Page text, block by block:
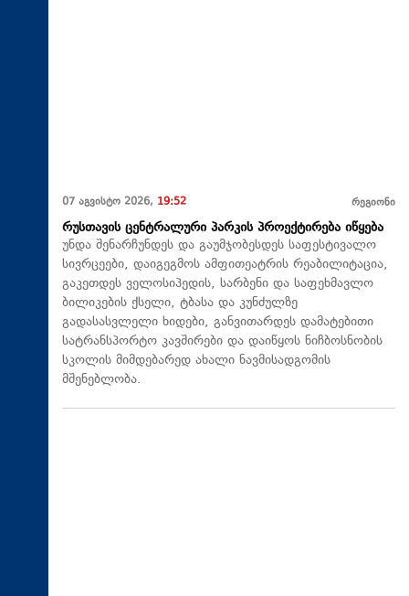
07 აგვისტო 2026, 19:52 რეგიონი
რუსთავის ცენტრალური პარკის პროექტირება იწყება
უნდა შენარჩუნდეს და გაუმჯობესდეს საფესტივალო
სივრცეები, დაიგეგმოს ამფითეატრის რეაბილიტაცია,
გაკეთდეს ველოსიპედის, სარბენი და საფეხმავლო
ბილიკების ქსელი, ტბასა და კუნძულზე
გადასასვლელი ხიდები, განვითარდეს დამატებითი
სატრანსპორტო კავშირები და დაიწყოს ნიჩბოსნობის
სკოლის მიმდებარედ ახალი ნავმისადგომის
მშენებლობა.